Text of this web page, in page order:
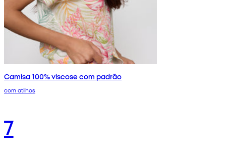
Camisa 100% viscose com padrão
com atilhos
7